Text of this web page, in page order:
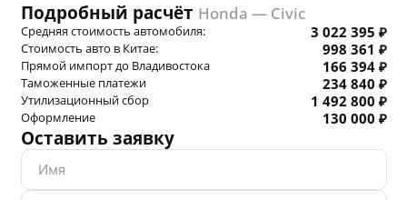
Подробный расчёт Honda — Civic
Средняя стоимость автомобиля: 3 022 395 ₽
Стоимость авто в Китае: 998 361 ₽
Прямой импорт до Владивостока 166 394 ₽
Таможенные платежи 234 840 ₽
Утилизационный сбор 1 492 800 ₽
Оформление 130 000 ₽
Оставить заявку